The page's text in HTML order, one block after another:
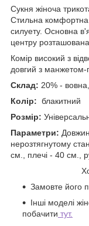
Сукня жіноча
Стильна комфортна
силуету. Основна
центру
Комір високий з
довгий з манжетом-
Склад: 20% -
Колір: блакитний
Розмір:
Параметри:
нерозтягнутому
см., плечі - 40 см.,
Замовте його
Інші моделі
побачити тут.